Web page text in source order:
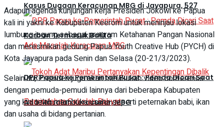
DPR Papua ke Pemerintah Pusat : Pemda Dicari Saat
Ada Masalah Keracunan MBG
Kasus Dugaan Keracunan MBG di Jayapura, 527
Korban Termasuk Balita
Adapun agenda kunjungan kerja Presiden Jokowi ke Papua
kali ini yakni ke Kabupaten Keerom untuk meninjau lokasi
lumbung jagung sebagai program Ketahanan Pangan Nasional
dan meresmikan gedung Papua Youth Creative Hub (PYCH) di
Kota Jayapura pada Senin dan Selasa (20-21/3/2023).
Selain itu, Presiden juga akan melakukan video conference
dengan pemuda-pemudi lainnya dari beberapa Kabupaten
yang kini telah membuka usaha seperti peternakan babi, ikan
dan usaha di bidang pertanian.